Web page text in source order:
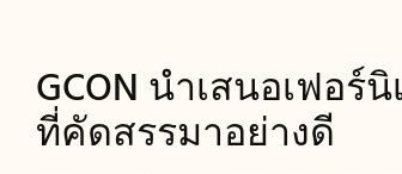
GCON นำเสนอเฟอร์
ที่คัดสรรมาอย่างดี